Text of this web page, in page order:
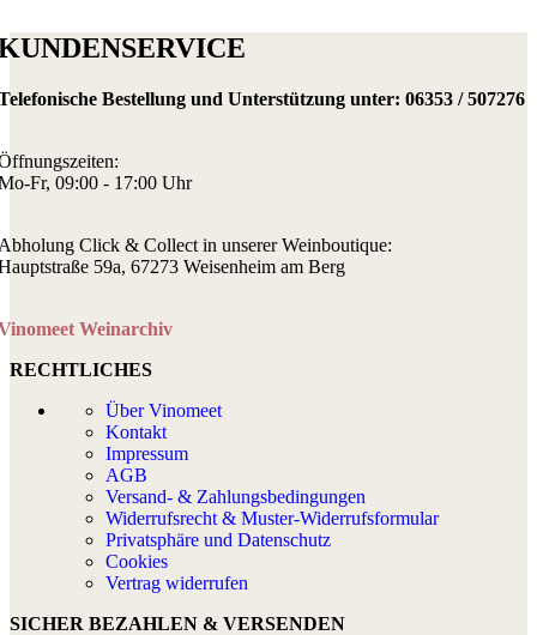
Bestellung und Unterstützung unter: 06353 / 507276
Fr, 09:00 - 17:00 Uhr
Click & Collect in unserer Weinboutique:
59a, 67273 Weisenheim am Berg
Weinarchiv
RECHTLICHES
Über Vinomeet
Kontakt
Impressum
AGB
Versand- & Zahlungsbedingungen
Widerrufsrecht & Muster-Widerrufsformular
Privatsphäre und Datenschutz
Cookies
Vertrag widerrufen
SICHER BEZAHLEN & VERSENDEN